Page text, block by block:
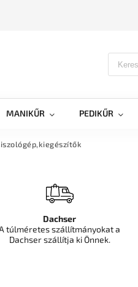
MANIKŰR PEDIKŰR
Dachser
túlméretes szállítmányokat a
Dachser szállítja ki Önnek.